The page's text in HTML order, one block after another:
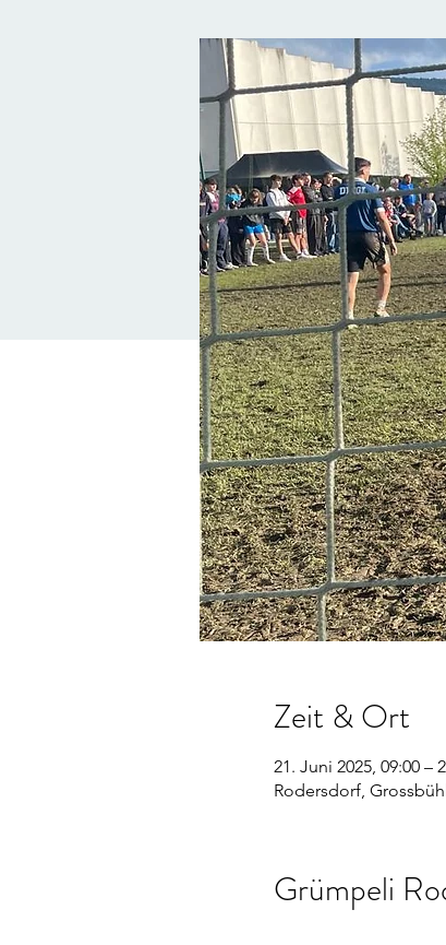
Zeit & Ort
21. Juni 2025, 09:00 –
Rodersdorf,
Grümpeli